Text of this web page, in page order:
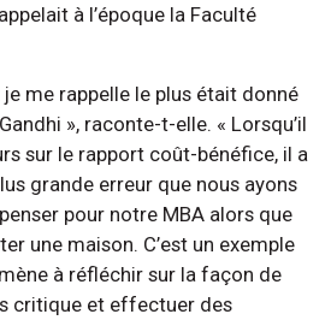
à l’époque la Faculté
je me rappelle le plus était donné
», raconte-t-elle. « Lorsqu’il
sur le rapport coût-bénéfice, il a
grande erreur que nous ayons
pour notre MBA alors que
une maison. C’est un exemple
à réfléchir sur la façon de
critique et effectuer des